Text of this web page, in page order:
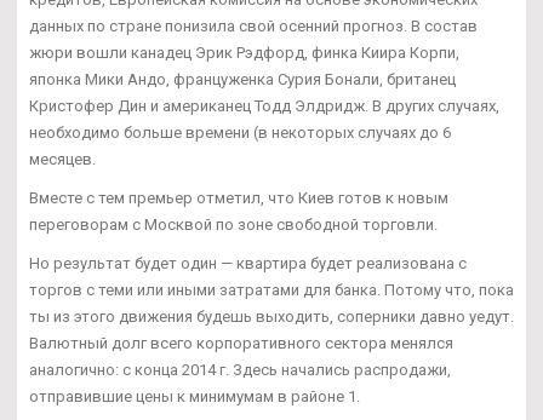
данных по стране понизила свой осенний прогноз. В состав
жюри вошли канадец Эрик Рэдфорд, финка Киира Корпи,
японка Мики Андо, француженка Сурия Бонали, британец
Кристофер Дин и американец Тодд Элдридж. В других случаях,
необходимо больше времени (в некоторых случаях до 6
месяцев.
Вместе с тем премьер отметил, что Киев готов к новым
переговорам с Москвой по зоне свободной торговли.
Но результат будет один — квартира будет реализована с
торгов с теми или иными затратами для банка. Потому что, пока
ты из этого движения будешь выходить, соперники давно уедут.
Валютный долг всего корпоративного сектора менялся
аналогично: с конца 2014 г. Здесь начались распродажи,
отправившие цены к минимумам в районе 1.